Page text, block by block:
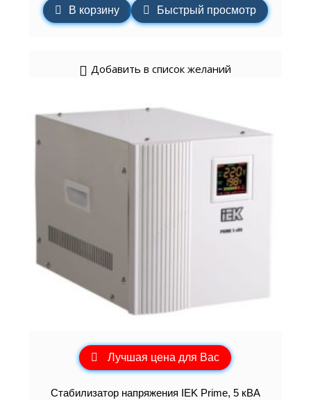
В корзину Быстрый просмотр
Добавить в список желаний
Лучшая цена для Вас
Стабилизатор напряжения IEK Prime, 5 кВА